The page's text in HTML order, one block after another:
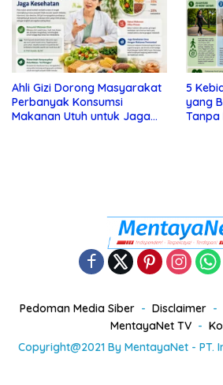
Ahli Gizi Dorong Masyarakat
Perbanyak Konsumsi
Makanan Utuh untuk Jaga
5
yang
Tanpa
Pedoman Media Siber Disclaimer
MentayaNet TV
Copyright@2021 By MentayaNet - PT.